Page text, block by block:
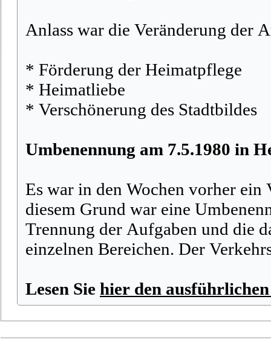
Anlass war die Veränderung der
* Förderung der Heimatpflege
* Heimatliebe
* Verschönerung des Stadtbildes
Umbenennung am 7.5.1980 in
Es war in den Wochen vorher
diesem Grund war eine
Trennung der Aufgaben und die
einzelnen Bereichen. Der
Lesen Sie hier den